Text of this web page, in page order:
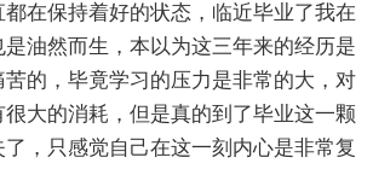
在保持着好的状态，临近毕业了我在
油然而生，本以为这三年来的经历是
的，毕竟学习的压力是非常的大，对
大的消耗，但是真的到了毕业这一颗
，只感觉自己在这一刻内心是非常复